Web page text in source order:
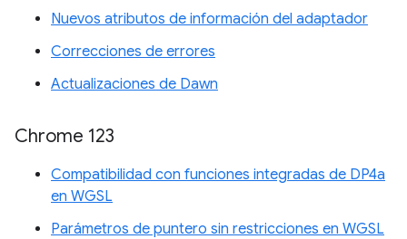
Nuevos atributos de información del adaptador
Correcciones de errores
Actualizaciones de Dawn
Chrome 123
Compatibilidad con funciones integradas de DP4a
en WGSL
Parámetros de puntero sin restricciones en WGSL